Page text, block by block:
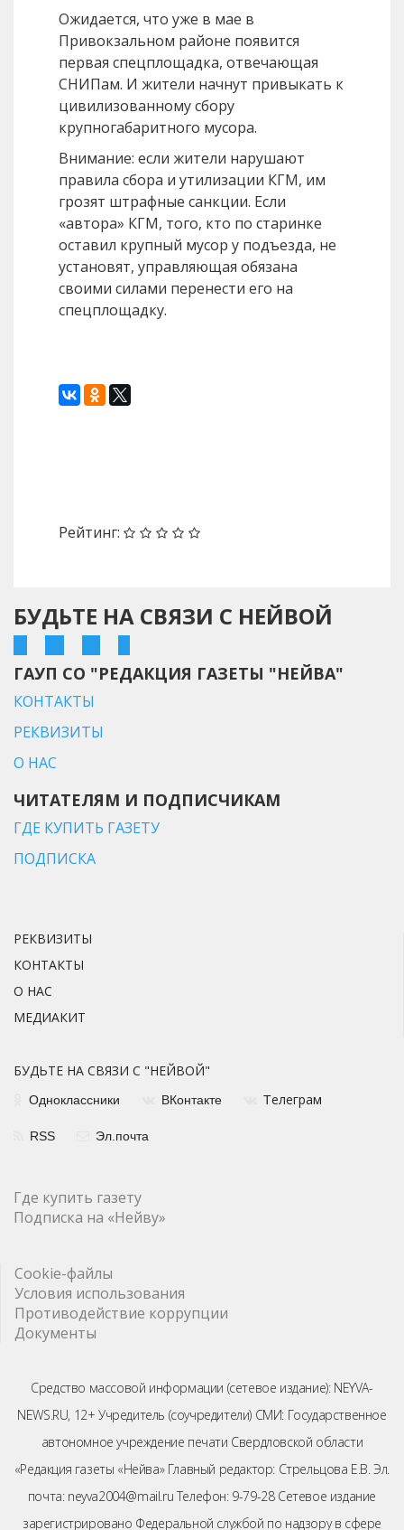
Ожидается, что уже в мае в
Привокзальном районе появится
первая спецплощадка, отвечающая
СНИПам. И жители начнут привыкать к
цивилизованному сбору
крупногабаритного мусора.
Внимание: если жители нарушают
правила сбора и утилизации КГМ, им
грозят штрафные санкции. Если
«автора» КГМ, того, кто по старинке
оставил крупный мусор у подъезда, не
установят, управляющая обязана
своими силами перенести его на
спецплощадку.
Рейтинг:
БУДЬТЕ НА СВЯЗИ С НЕЙВОЙ
ГАУП СО "РЕДАКЦИЯ ГАЗЕТЫ "НЕЙВА"
КОНТАКТЫ
РЕКВИЗИТЫ
О НАС
ЧИТАТЕЛЯМ И ПОДПИСЧИКАМ
ГДЕ КУПИТЬ ГАЗЕТУ
ПОДПИСКА
РЕКВИЗИТЫ
КОНТАКТЫ
О НАС
МЕДИАКИТ
БУДЬТЕ НА СВЯЗИ С "НЕЙВОЙ"
Одноклассники ВКонтакте Телеграм
RSS Эл.почта
Где купить газету
Подписка на «Нейву»
Cookie-файлы
Условия использования
Противодействие коррупции
Документы
Средство массовой информации (сетевое издание): NEYVA-
NEWS.RU, 12+ Учредитель (соучредители) СМИ: Государственное
автономное учреждение печати Свердловской области
«Редакция газеты «Нейва» Главный редактор: Стрельцова Е.В. Эл.
почта: neyva2004@mail.ru Телефон: 9-79-28 Сетевое издание
зарегистрировано Федеральной службой по надзору в сфере